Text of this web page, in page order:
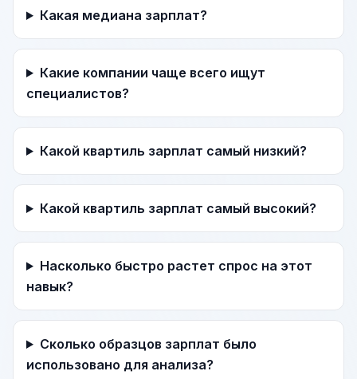
Какая медиана зарплат?
Какие компании чаще всего ищут
специалистов?
Какой квартиль зарплат самый низкий?
Какой квартиль зарплат самый высокий?
Насколько быстро растет спрос на этот
навык?
Сколько образцов зарплат было
использовано для анализа?